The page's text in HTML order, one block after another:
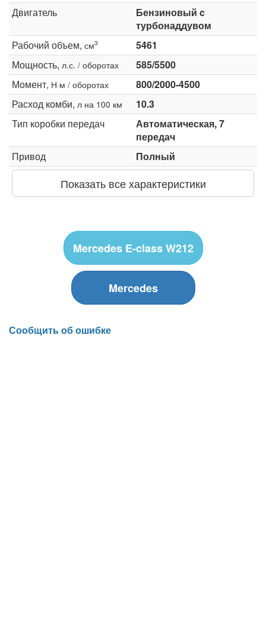
Двигатель
Бензиновый c
турбонаддувом
Рабочий объем, см3
5461
Мощность, л.с. / оборотах
585/5500
Момент, Н·м / оборотах
800/2000-4500
Расход комби, л на 100 км
10.3
Тип коробки передач
Автоматическая, 7
передач
Привод
Полный
Показать все характеристики
Mercedes E-class W212
Mercedes
Сообщить об ошибке